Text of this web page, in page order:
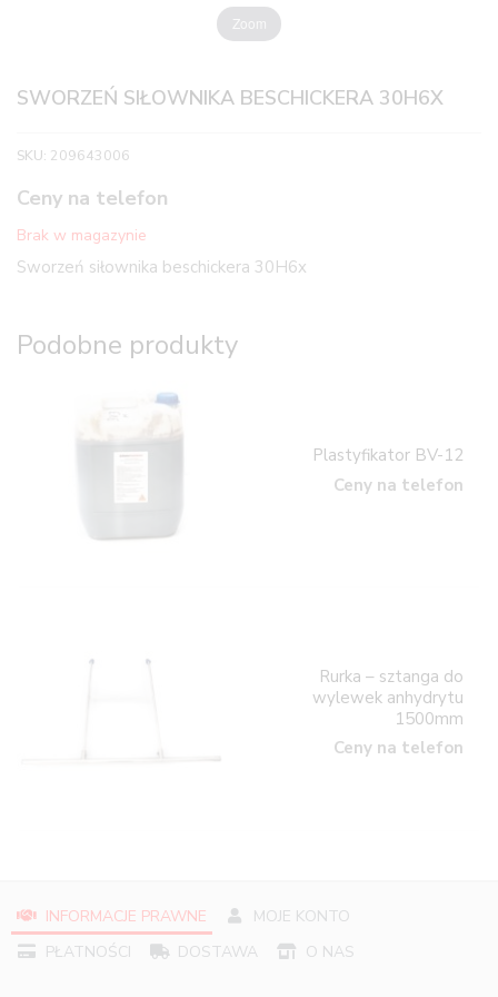
Zoom
SWORZEŃ SIŁOWNIKA BESCHICKERA 30H6X
SKU: 209643006
Ceny na telefon
Brak w magazynie
Sworzeń siłownika beschickera 30H6x
Podobne produkty
Plastyfikator BV-12
Ceny na telefon
Rurka – sztanga do
wylewek anhydrytu
1500mm
Ceny na telefon
INFORMACJE PRAWNE
MOJE KONTO
PŁATNOŚCI
DOSTAWA O NAS